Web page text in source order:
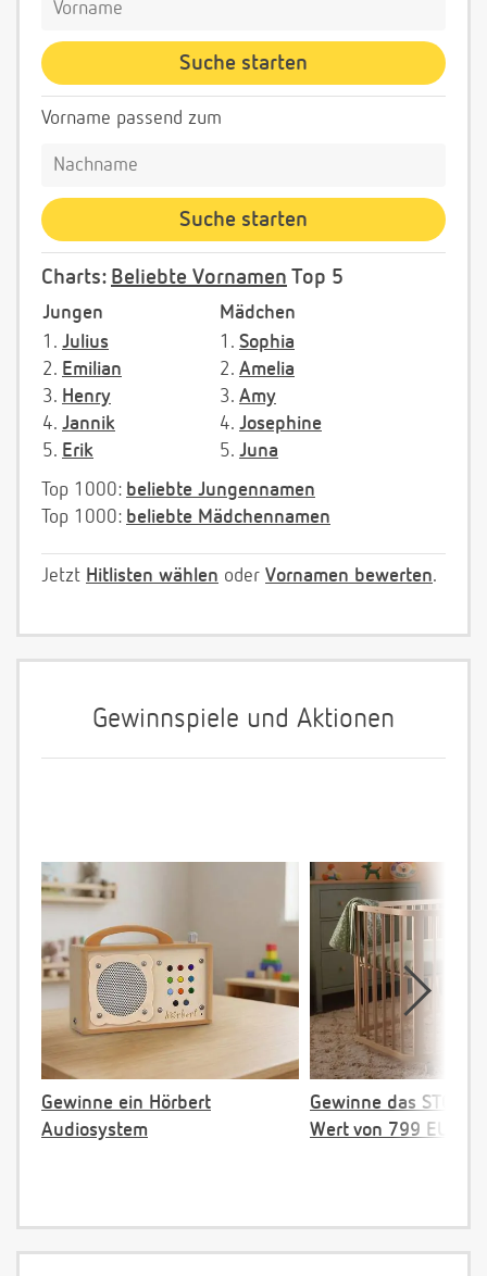
Vorname passend zum
Charts: Beliebte Vornamen Top 5
Jungen
Mädchen
1. Julius
2. Emilian
3. Henry
4. Jannik
5. Erik
1. Sophia
2. Amelia
3. Amy
4. Josephine
5. Juna
Top 1000: beliebte Jungennamen
Top 1000: beliebte Mädchennamen
Jetzt Hitlisten wählen oder Vornamen bewerten.
Gewinnspiele und Aktionen
Gewinne ein Hörbert
Audiosystem
Gewinne das
Wert von 799 EUR